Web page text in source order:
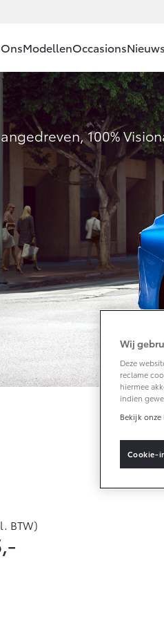
bedrijf
bedrijf
Historie
Modellen
Aygo X
HYBRIDE
Vanaf € 23.750,-
Corolla Hatchback
Vanaf € 33.495,-
Toyota C-HR+
BATTERIJ-
Vanaf € 37.995,-
Occasions
100%
BTW)
Wij
Deze
reclame
hiermee
indien
Bekijk onze
Cookie-